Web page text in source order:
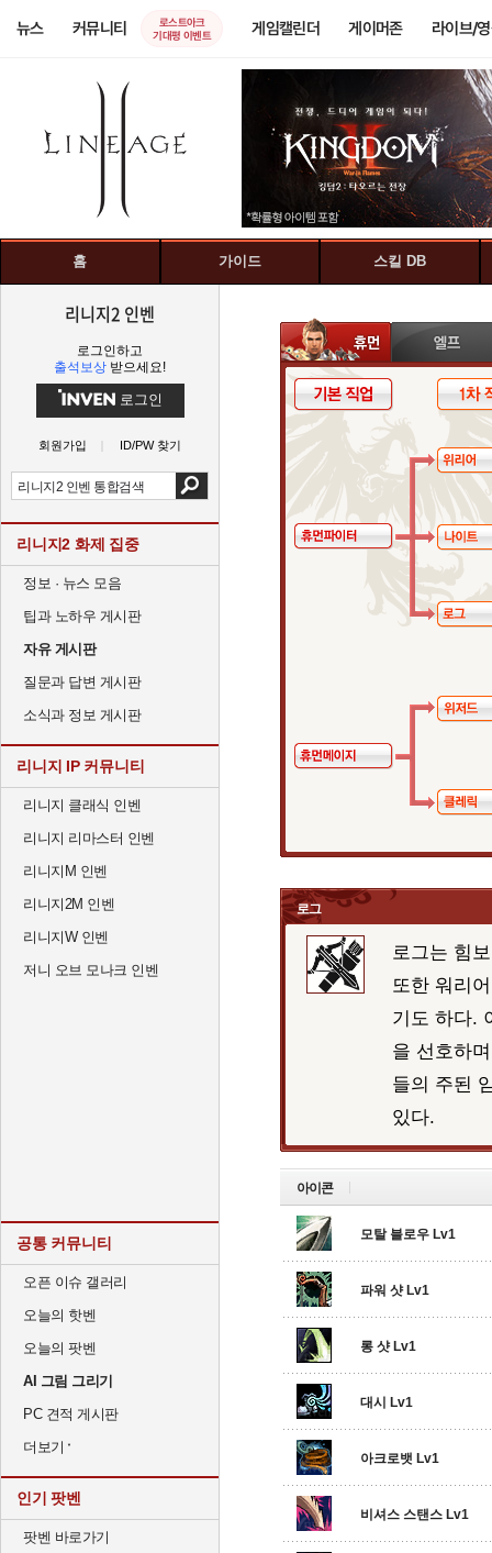
뉴스 커뮤니티
로스트아크
기대평 이벤트
게임캘린더 게이머존 라이브/
홈 가이드 스킬 DB
리니지2 인벤
로그인하고
출석보상 받으세요!
로그인
회원가입 ID/PW 찾기
리니지2 화제 집중
정보 · 뉴스 모음
팁과 노하우 게시판
자유 게시판
질문과 답변 게시판
소식과 정보 게시판
리니지 IP 커뮤니티
리니지 클래식 인벤
리니지 리마스터 인벤
리니지M 인벤
리니지2M 인벤
리니지W 인벤
저니 오브 모나크 인벤
공통 커뮤니티
오픈 이슈 갤러리
오늘의 핫벤
오늘의 팟벤
AI 그림 그리기
PC 견적 게시판
더보기
인기 팟벤
팟벤 바로가기
로그
로그는 힘
또한 워리
기도 하다.
을 선호하
들의 주된
있다.
아이콘
모탈 블로우 Lv1
파워 샷 Lv1
롱 샷 Lv1
대시 Lv1
아크로뱃 Lv1
비셔스 스탠스 Lv1